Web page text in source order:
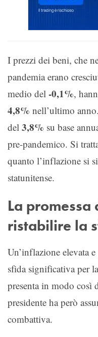
I prezzi dei beni, che
pandemia erano
medio del -0,1%,
4,8% nell’ultimo
del 3,8% su base
pre-pandemico. Si
quanto l’inflazione si
statunitense.
La promessa
ristabilire la
Un’inflazione elevata
sfida significativa per
presenta in modo così
presidente ha però
combattiva.